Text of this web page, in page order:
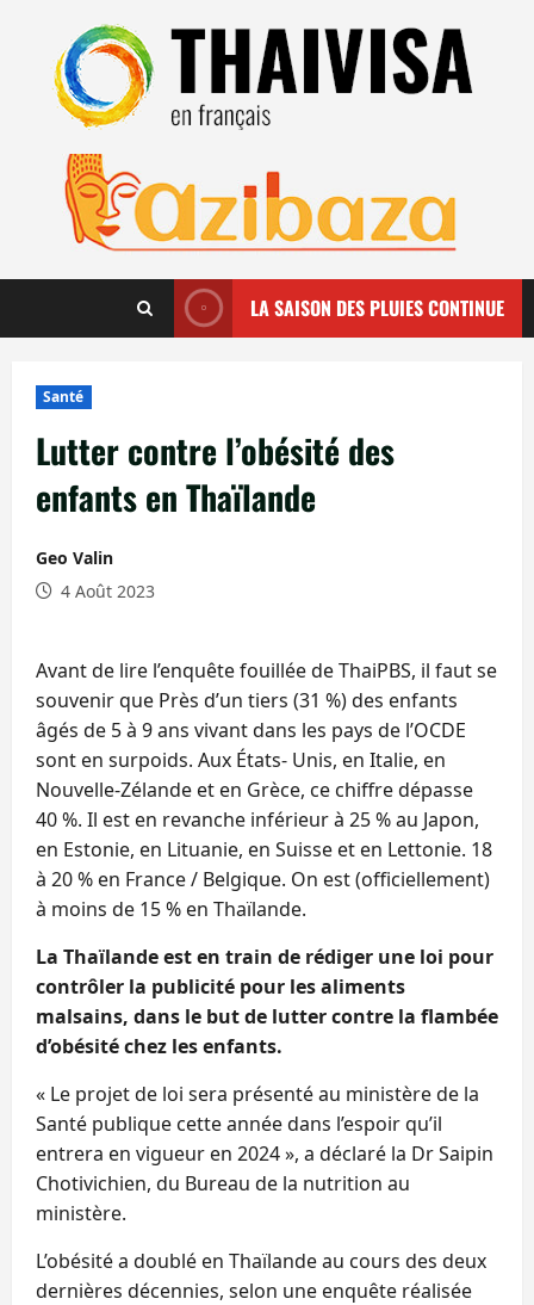
contenu
LA SAISON DES PLUIES CONTINUE
Santé
Lutter contre l’obésité des
enfants en Thaïlande
Geo Valin
4 Août 2023
Avant de lire l’enquête fouillée de ThaiPBS, il faut se
souvenir que Près d’un tiers (31 %) des enfants
âgés de 5 à 9 ans vivant dans les pays de l’OCDE
sont en surpoids. Aux États- Unis, en Italie, en
Nouvelle-Zélande et en Grèce, ce chiffre dépasse
40 %. Il est en revanche inférieur à 25 % au Japon,
en Estonie, en Lituanie, en Suisse et en Lettonie. 18
à 20 % en France / Belgique. On est (officiellement)
à moins de 15 % en Thaïlande.
La Thaïlande est en train de rédiger une loi pour
contrôler la publicité pour les aliments
malsains, dans le but de lutter contre la flambée
d’obésité chez les enfants.
« Le projet de loi sera présenté au ministère de la
Santé publique cette année dans l’espoir qu’il
entrera en vigueur en 2024 », a déclaré la Dr Saipin
Chotivichien, du Bureau de la nutrition au
ministère.
L’obésité a doublé en Thaïlande au cours des deux
dernières décennies, selon une enquête réalisée